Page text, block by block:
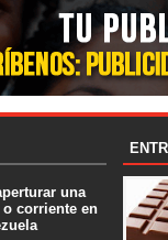
una
corriente en